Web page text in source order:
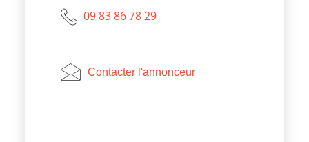
09 83 86 78 29
Contacter l'annonceur